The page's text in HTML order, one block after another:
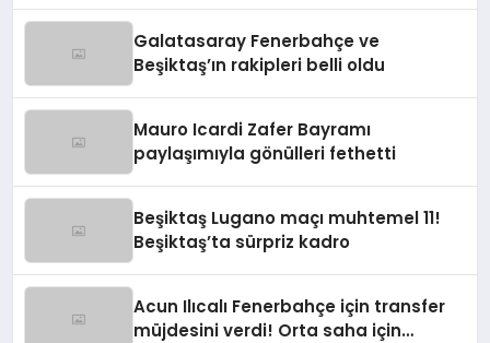
Galatasaray Fenerbahçe ve
Beşiktaş’ın rakipleri belli oldu
Mauro Icardi Zafer Bayramı
paylaşımıyla gönülleri fethetti
Beşiktaş Lugano maçı muhtemel 11!
Beşiktaş’ta sürpriz kadro
Acun Ilıcalı Fenerbahçe için transfer
müjdesini verdi! Orta saha için